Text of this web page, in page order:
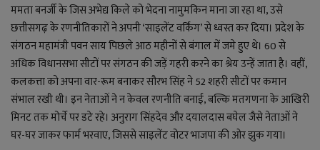
संपादकीय
धर्म
लाइफ स्टाइल
जोक्स
ममता बनर्जी के जिस अभेद्य किले को भेदना नामुमकिन माना जा रहा था, उसे
छत्तीसगढ़ के रणनीतिकारों ने अपनी ‘साइलेंट वर्किंग’ से ध्वस्त कर दिया। प्रदेश के
संगठन महामंत्री पवन साय पिछले आठ महीनों से बंगाल में जमे हुए थे। 60 से
अधिक विधानसभा सीटों पर संगठन की जड़ें गहरी करने का श्रेय उन्हें जाता है। वहीं,
कलकत्ता को अपना वार-रूम बनाकर सौरभ सिंह ने 52 शहरी सीटों पर कमान
संभाल रखी थी। इन नेताओं ने न केवल रणनीति बनाई, बल्कि मतगणना के आखिरी
मिनट तक मोर्चे पर डटे रहे। अनुराग सिंहदेव और दयालदास बघेल जैसे नेताओं ने
घर-घर जाकर फार्म भरवाए, जिससे साइलेंट वोटर भाजपा की ओर झुक गया।